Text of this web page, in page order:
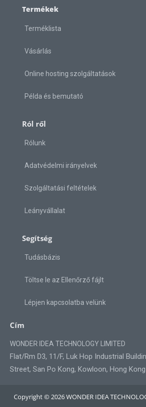
Termékek
Terméklista
Vásárlás
Online hosting szolgáltatások
Példa és bemutató
Ról ről
Rólunk
Adatvédelmi irányelvek
Szolgáltatási feltételek
Leányvállalat
Segítség
Tudásbázis
Töltse le az Ellenőrző fájlt
Lépjen kapcsolatba velünk
Cím
WONDER IDEA TECHNOLOGY LIMITED
Flat/Rm D3, 11/F, Luk Hop Industrial
Street, San Po Kong, Kowloon, Hong Kong
Copyright © 2026 WONDER IDEA